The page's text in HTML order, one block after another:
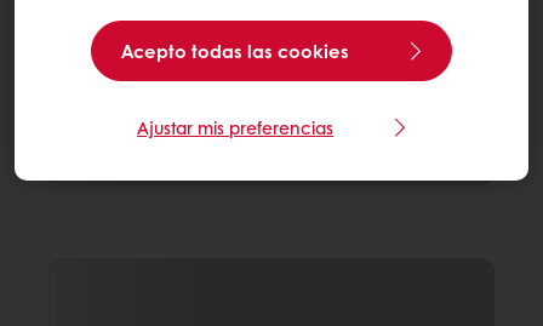
Acepto todas las cookies
Ajustar mis preferencias